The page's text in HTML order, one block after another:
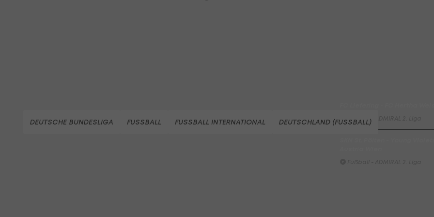
Fußball - ADMIRAL 2. Liga
DEUTSCHE BUNDESLIGA FUSSBALL FUSSBALL INTERNATIONAL DEUTSCHLAND (FUSSBALL)